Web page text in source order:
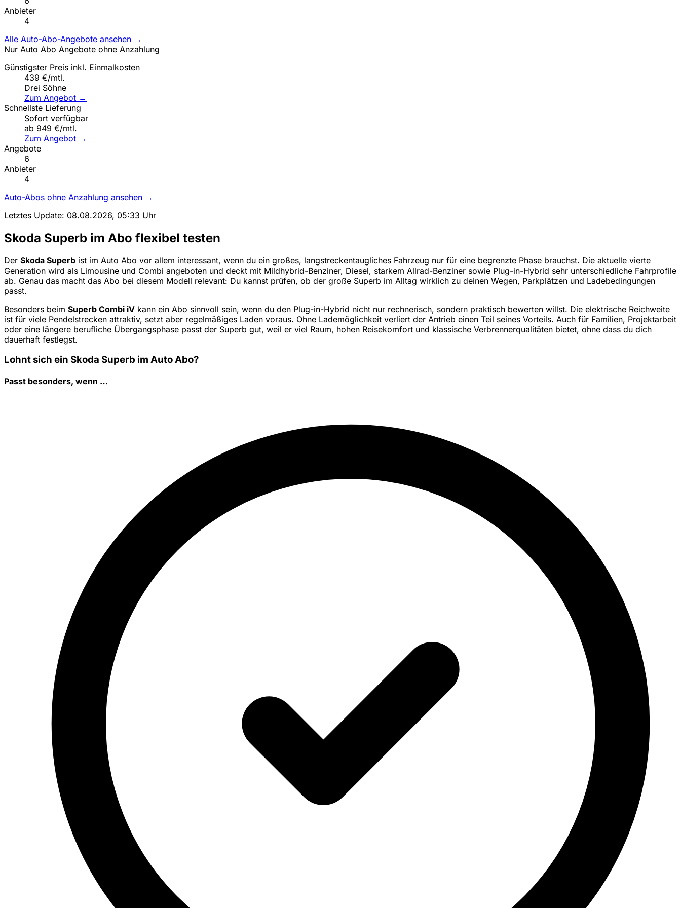
Anbieter
4
Alle Auto-Abo-Angebote ansehen →
Nur Auto Abo Angebote ohne Anzahlung
Günstigster Preis inkl. Einmalkosten
439 €/mtl.
Drei Söhne
Zum Angebot →
Schnellste Lieferung
Sofort verfügbar
ab 949 €/mtl.
Zum Angebot →
Angebote
6
Anbieter
4
Auto-Abos ohne Anzahlung ansehen →
Letztes Update: 08.08.2026, 05:33 Uhr
Skoda Superb im Abo flexibel testen
Der Skoda Superb ist im Auto Abo vor allem interessant, wenn du ein großes, langstreckentaugliches Fahrzeug nur für eine begrenzte Phase brauchst. Die aktuelle vierte
Generation wird als Limousine und Combi angeboten und deckt mit Mildhybrid-Benziner, Diesel, starkem Allrad-Benziner sowie Plug-in-Hybrid sehr unterschiedliche Fahrprofile
ab. Genau das macht das Abo bei diesem Modell relevant: Du kannst prüfen, ob der große Superb im Alltag wirklich zu deinen Wegen, Parkplätzen und Ladebedingungen
passt.
Besonders beim Superb Combi iV kann ein Abo sinnvoll sein, wenn du den Plug-in-Hybrid nicht nur rechnerisch, sondern praktisch bewerten willst. Die elektrische Reichweite
ist für viele Pendelstrecken attraktiv, setzt aber regelmäßiges Laden voraus. Ohne Lademöglichkeit verliert der Antrieb einen Teil seines Vorteils. Auch für Familien, Projektarbeit
oder eine längere berufliche Übergangsphase passt der Superb gut, weil er viel Raum, hohen Reisekomfort und klassische Verbrennerqualitäten bietet, ohne dass du dich
dauerhaft festlegst.
Lohnt sich ein Skoda Superb im Auto Abo?
Passt besonders, wenn …